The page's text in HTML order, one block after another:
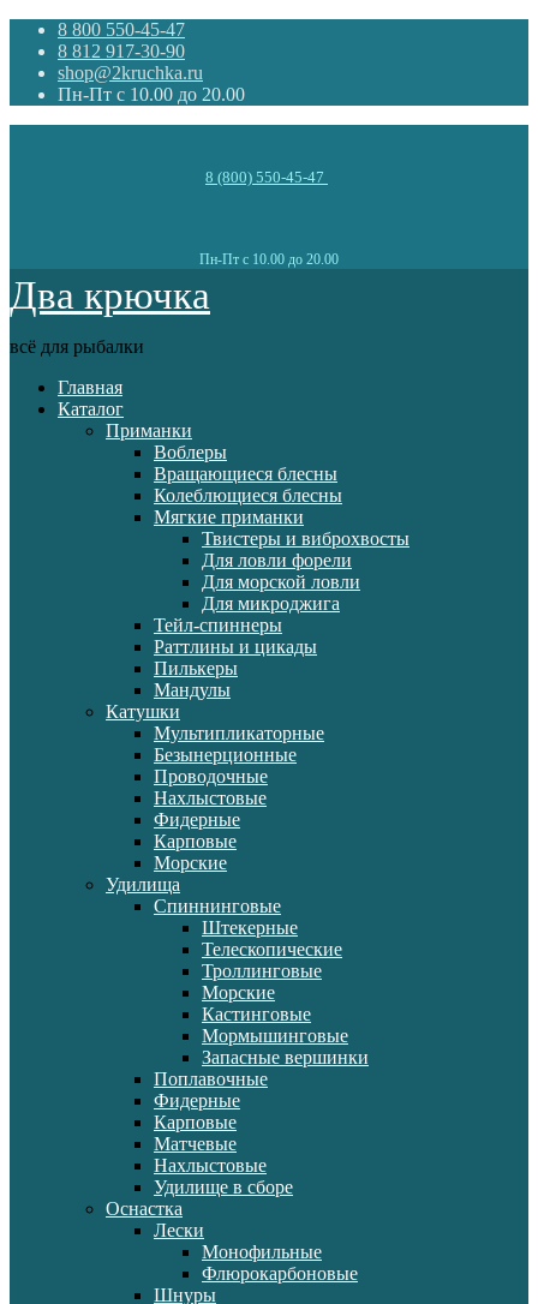
8 800 550-45-47
8 812 917-30-90
shop@2kruchka.ru
Пн-Пт с 10.00 до 20.00
8 (800) 550-45-47
Пн-Пт с 10.00 до 20.00
Два крючка
всё для рыбалки
Главная
Каталог
Приманки
Воблеры
Вращающиеся блесны
Колеблющиеся блесны
Мягкие приманки
Твистеры и виброхвосты
Для ловли форели
Для морской ловли
Для микроджига
Тейл-спиннеры
Раттлины и цикады
Пилькеры
Мандулы
Катушки
Мультипликаторные
Безынерционные
Проводочные
Нахлыстовые
Фидерные
Карповые
Морские
Удилища
Спиннинговые
Штекерные
Телескопические
Троллинговые
Морские
Кастинговые
Мормышинговые
Запасные вершинки
Поплавочные
Фидерные
Карповые
Матчевые
Нахлыстовые
Удилище в сборе
Оснастка
Лески
Монофильные
Флюрокарбоновые
Шнуры